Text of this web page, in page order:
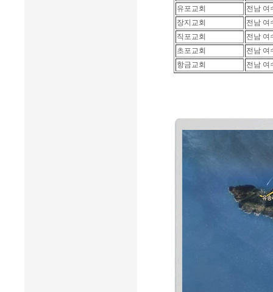
유포교회
전남 여
장지교회
전남 여
직포교회
전남 여
초포교회
전남 여
항금교회
전남 여